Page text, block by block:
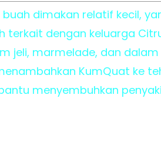
dimakan relatif kecil,
terkait dengan keluarga
jeli, marmelade, dan dalam
KumQuat ke
menyembuhkan